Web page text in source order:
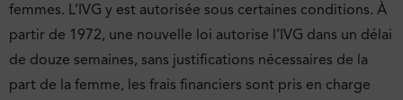
femmes. L’IVG y est autorisée sous certaines conditions. À
partir de 1972, une nouvelle loi autorise l’IVG dans un délai
de douze semaines, sans justifications nécessaires de la
part de la femme, les frais financiers sont pris en charge